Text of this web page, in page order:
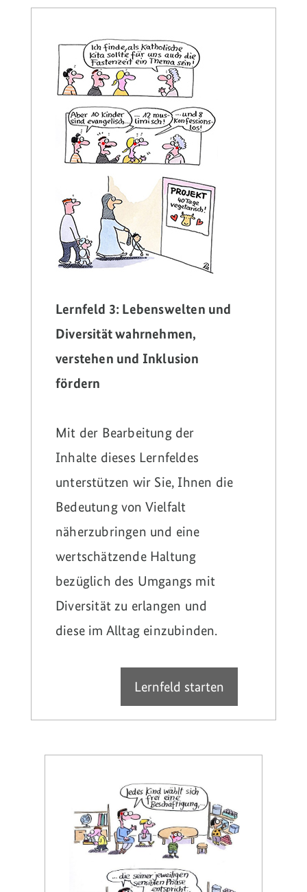
Lernfeld 3: Lebenswelten und
Diversität wahrnehmen,
verstehen und Inklusion
fördern
Mit der Bearbeitung der
Inhalte dieses Lernfeldes
unterstützen wir Sie, Ihnen die
Bedeutung von Vielfalt
näherzubringen und eine
wertschätzende Haltung
bezüglich des Umgangs mit
Diversität zu erlangen und
diese im Alltag einzubinden.